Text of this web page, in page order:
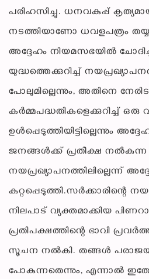
പരിഹസിച്ചു. ധനവകുപ്പ്
നടത്തിയാണോ ധവളപത്രം
അദ്ദേഹം നിയമസഭയിൽ
യുദ്ധത്തെക്കുറിച്ച്
പോലുമില്ലെന്നും, അതിനെ
കർമ്മപദ്ധതികളെക്കുറിച്ച് ഒരു
ഉൾപ്പെടുത്തിയിട്ടില്ലെന്നും
ജനങ്ങൾക്ക് പ്രതീക്ഷ
നയപ്രഖ്യാപനത്തിലില്ലെന്ന്
കുറ്റപ്പെടുത്തി.സർക്കാരിന്റെ
നിലപാട് വ്യക്തമാക്കിയ
പ്രതിപക്ഷത്തിന്റെ ഭാവി
സൂചന നൽകി. തങ്ങൾ
പോകുന്നതെന്നും, എന്നാൽ